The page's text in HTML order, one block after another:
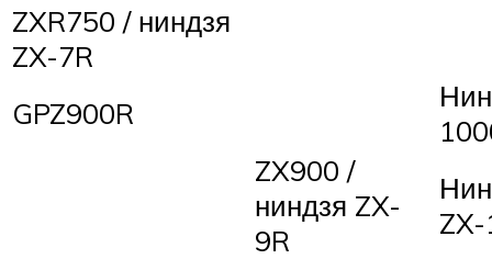
ZXR750 / ниндзя
ZX-7R
GPZ900R
ZX900 /
ниндзя ZX-
9R